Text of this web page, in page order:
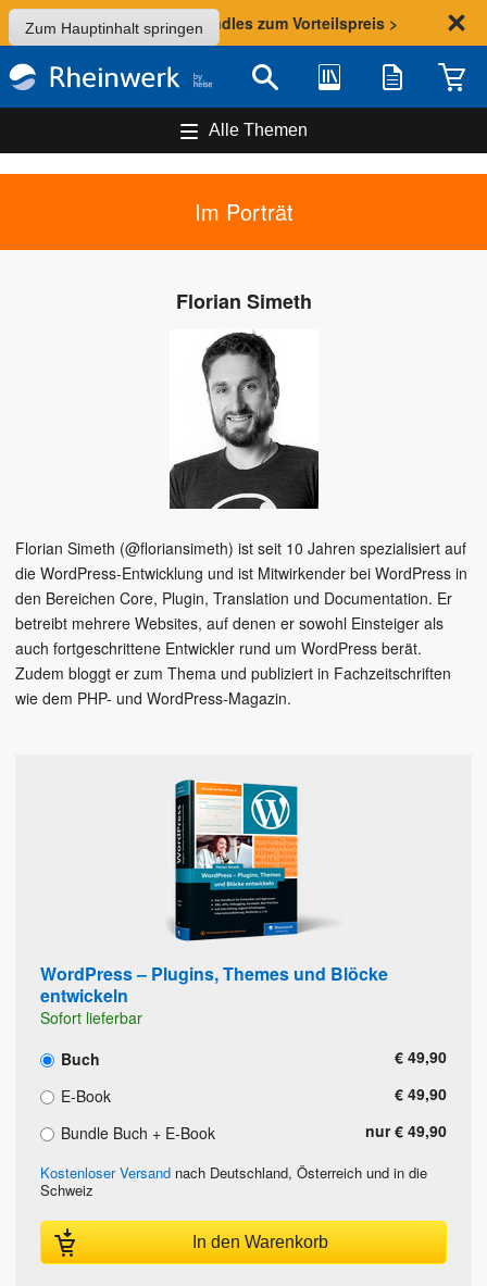
Zum Hauptinhalt springen
Sommer-Aktion: Bundles zum Vorteilspreis >
Suche Bibliothek Merkliste
Alle Themen
Im Porträt
Florian Simeth
Florian Simeth (@floriansimeth) ist seit 10 Jahren spezialisiert auf
die WordPress-Entwicklung und ist Mitwirkender bei WordPress in
den Bereichen Core, Plugin, Translation und Documentation. Er
betreibt mehrere Websites, auf denen er sowohl Einsteiger als
auch fortgeschrittene Entwickler rund um WordPress berät.
Zudem bloggt er zum Thema und publiziert in Fachzeitschriften
wie dem PHP- und WordPress-Magazin.
WordPress – Plugins, Themes und Blöcke
entwickeln
Sofort lieferbar
Buch
€ 49,90
E-Book
€ 49,90
Bundle Buch + E-Book
nur € 49,90
Kostenloser Versand nach Deutschland, Österreich und in die
Schweiz
In den Warenkorb